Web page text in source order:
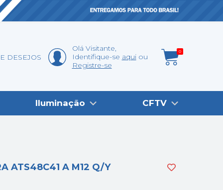
DESEJOS
Olá Visitante,
Identifique-se aqui
Registre-se
0
Iluminação CFTV
ATS48C41 A M12 Q/Y